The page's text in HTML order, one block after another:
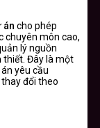
án cho phép
chuyên môn cao,
lý nguồn
thiết. Đây là một
yêu cầu
đổi theo